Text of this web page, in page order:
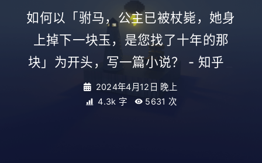
如何以「驸马，公主已被杖毙，她身
上掉下一块玉，是您找了十年的那
块」为开头，写一篇小说？ - 知乎
2024年4月12日 晚上
4.3k 字
5631 次